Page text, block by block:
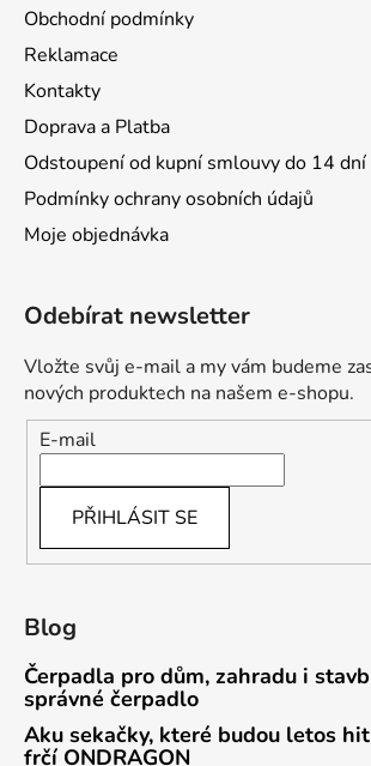
Obchodní podmínky
Reklamace
Kontakty
Doprava a Platba
Odstoupení od kupní smlouvy do 14 dní
Podmínky ochrany osobních údajů
Moje objednávka
Odebírat newsletter
Vložte svůj e-mail a my vám budeme
nových produktech na našem e-shopu.
E-mail
PŘIHLÁSIT SE
Blog
Čerpadla pro dům, zahradu i
správné čerpadlo
Aku sekačky, které budou letos
frčí ONDRAGON